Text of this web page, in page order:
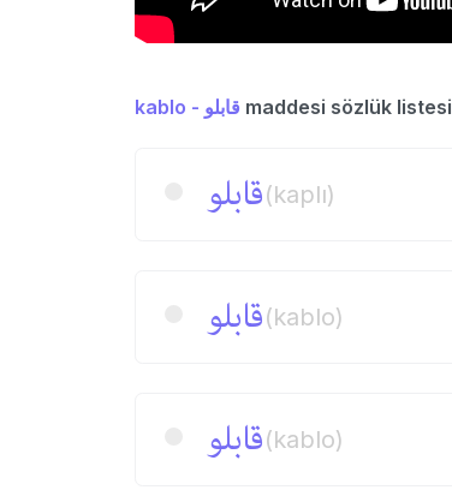
kablo - قابلو maddesi sözlük listesi
قابلو(kaplı)
قابلو(kablo)
قابلو(kablo)